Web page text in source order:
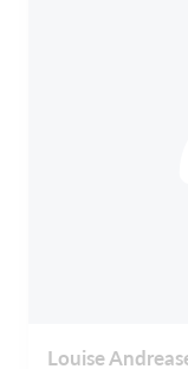
Louise